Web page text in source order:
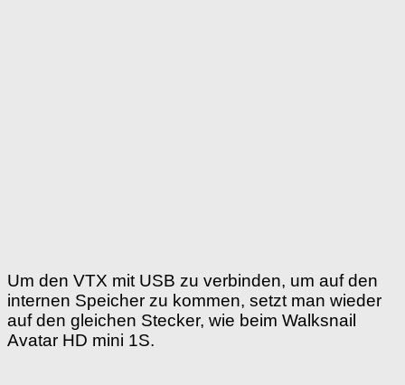
Um den VTX mit USB zu verbinden, um auf den
internen Speicher zu kommen, setzt man wieder
auf den gleichen Stecker, wie beim Walksnail
Avatar HD mini 1S.